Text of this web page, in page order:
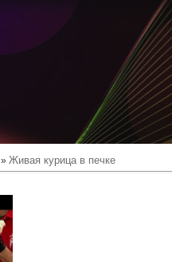
»Живая курица в печке